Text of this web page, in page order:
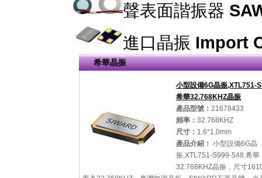
聲表面諧振器
進口晶振 Import
希華晶振
小型設備6G晶振,XTL751-
希華32.768KHZ晶振
產品型號： 21678433
頻率： 32.768KHZ
尺寸： 1.6*1.0mm
產品介紹： 小型設備6G晶
振,XTL751-S999-548,希華
32.768KHZ晶振，尺寸